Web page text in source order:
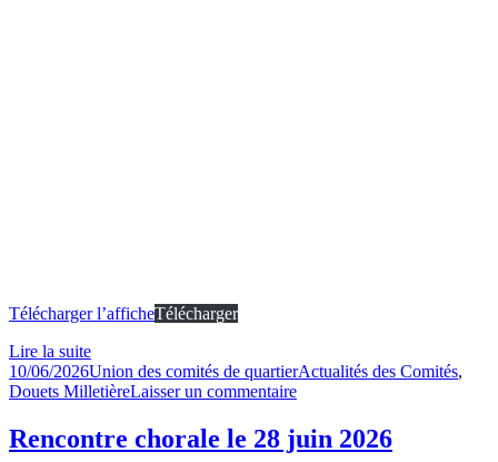
Télécharger l’afficheTélécharger
Lire la suite
Publié
le
10/06/2026Auteur
Union des comités de quartierCatégories
Actualités des Comités,
Douets MilletièreLaisser un commentairesur
chez
Gaston
Rencontre chorale le 28 juin 2026